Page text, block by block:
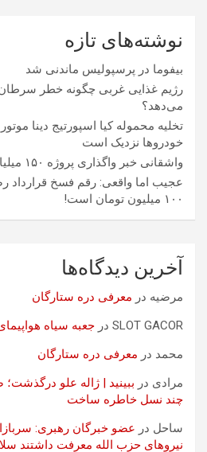
نوشته‌های تازه
بیفوما در پرسپولیس ماندنی شد
رژیم غذایی غربی چگونه خطر
می‌دهد؟
تخلیه محموله کیا اسپورتیج دینا
خودروها نزدیک است
واشقانی خبر واگذاری پروژه ۱۵۰ میلیاردی به او را تکذیب کرد
عجیب اما واقعی: رقم فسخ قرارداد
۱۰۰ میلیون تومان است!
آخرین دیدگاه‌ها
مرضیه در معرفی دره ستارگان
SLOT GACOR در جعبه سیاه
محمد در معرفی دره ستارگان
مرادی در ببینید | ژاله علو
چند نسل خاطره ساخت
ساحل در عضو خبرگان رهبری:
نیروهای حزب الله معرفت داشتند